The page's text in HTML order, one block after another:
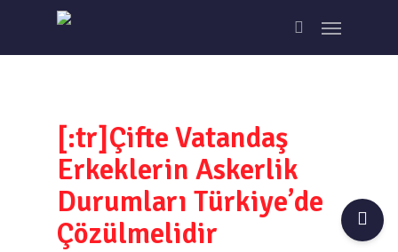
main
search
Menu
[:tr]Çifte Vatandaş
Erkeklerin Askerlik
Durumları Türkiye’de
Çözülmelidir